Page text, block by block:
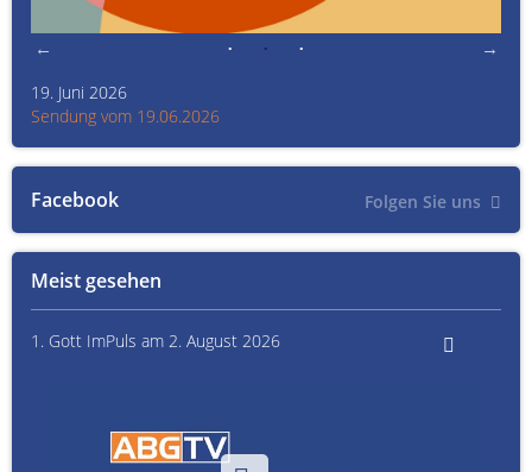
Meist gesehen
1. Gott ImPuls am 2. August 2026
Facebook Folgen Sie uns
19. Juni 2026
Sendung vom 19.06.2026